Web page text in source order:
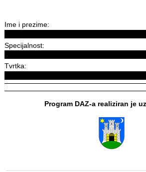
Ime i prezime:
Specijalnost:
Tvrtka:
Program DAZ-a realiziran je